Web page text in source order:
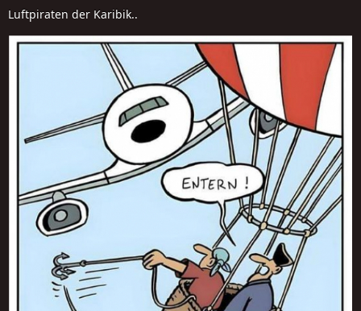
Luftpiraten der Karibik..